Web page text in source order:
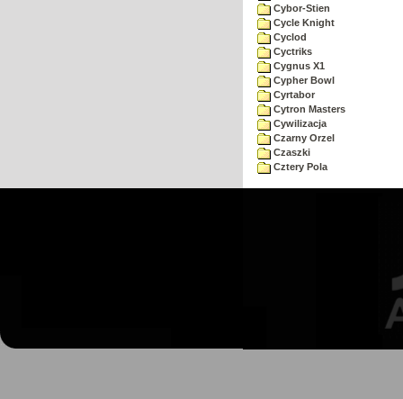
Cybor-Stien
Cycle Knight
Cyclod
Cyctriks
Cygnus X1
Cypher Bowl
Cyrtabor
Cytron Masters
Cywilizacja
Czarny Orzel
Czaszki
Cztery Pola